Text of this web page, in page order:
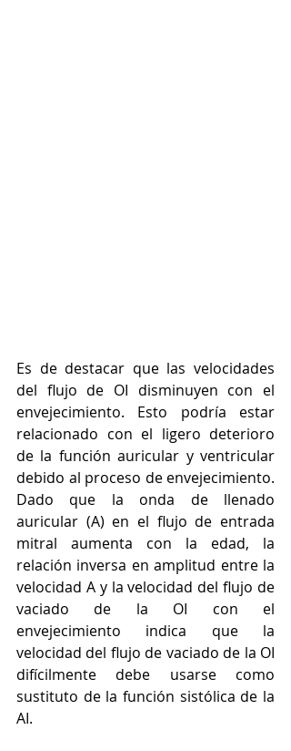
Es de destacar que las velocidades
del flujo de OI disminuyen con el
envejecimiento. Esto podría estar
relacionado con el ligero deterioro
de la función auricular y ventricular
debido al proceso de envejecimiento.
Dado que la onda de llenado
auricular (A) en el flujo de entrada
mitral aumenta con la edad, la
relación inversa en amplitud entre la
velocidad A y la velocidad del flujo de
vaciado de la OI con el
envejecimiento indica que la
velocidad del flujo de vaciado de la OI
difícilmente debe usarse como
sustituto de la función sistólica de la
AI.